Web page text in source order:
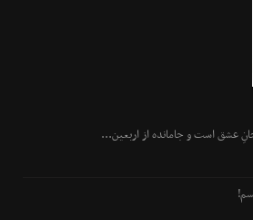
عشق است و جامانده از اربعین...